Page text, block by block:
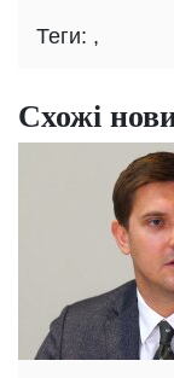
Теги: ,
Схожі